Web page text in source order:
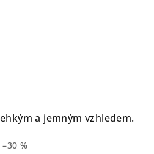
a jemným vzhledem.
–30 %